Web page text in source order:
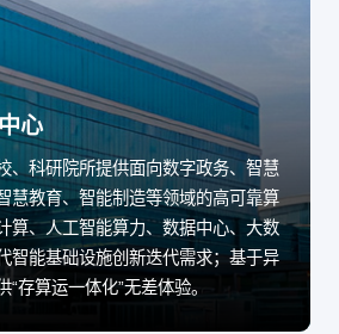
心
、科研院所提供面向数字政务、智慧
慧教育、智能制造等领域的高可靠算
算、人工智能算力、数据中心、大数
智能基础设施创新迭代需求；基于异
存算运一体化”无差体验。